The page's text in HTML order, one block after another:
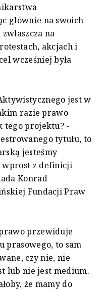
głównie na swoich
na
akcjach i
wcześniej była
jest w
razie prawo
tego projektu? -
tytułu, to
jesteśmy
z definicji
Konrad
Fundacji Praw
przewiduje
prasowego, to sam
czy nie, nie
lub nie jest medium.
że mamy do